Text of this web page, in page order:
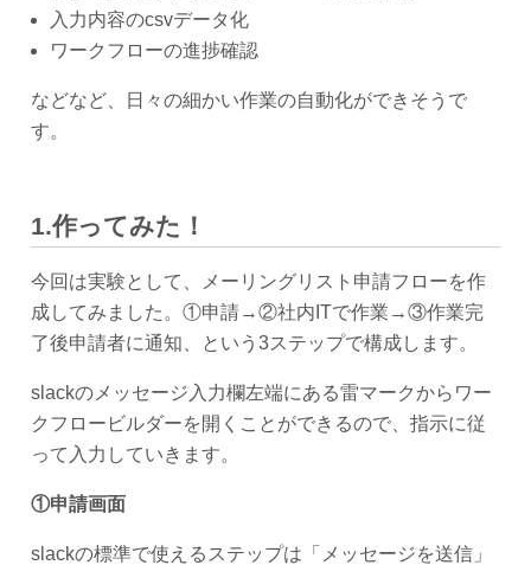
入力内容のcsvデータ化
ワークフローの進捗確認
などなど、日々の細かい作業の自動化ができそうで
す。
1.作ってみた ！
今回は実験として、メーリングリスト申請フローを作
成してみました。①申請→②社内ITで作業→③作業完
了後申請者に通知、という3ステップで構成します。
slackのメッセージ入力欄左端にある雷マークからワー
クフロービルダーを開くことができるので、指示に従
って入力していきます。
①申請画面
slackの標準で使えるステップは「メッセージを送信」